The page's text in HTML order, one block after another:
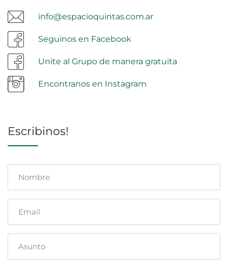
info@espacioquintas.com.ar
Seguinos en Facebook
Unite al Grupo de manera gratuita
Encontranos en Instagram
Escribinos!